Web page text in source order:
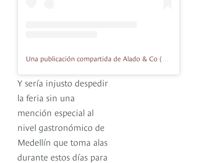
Y sería injusto despedir
la feria sin una
mención especial al
nivel gastronómico de
Medellín que toma alas
durante estos días para